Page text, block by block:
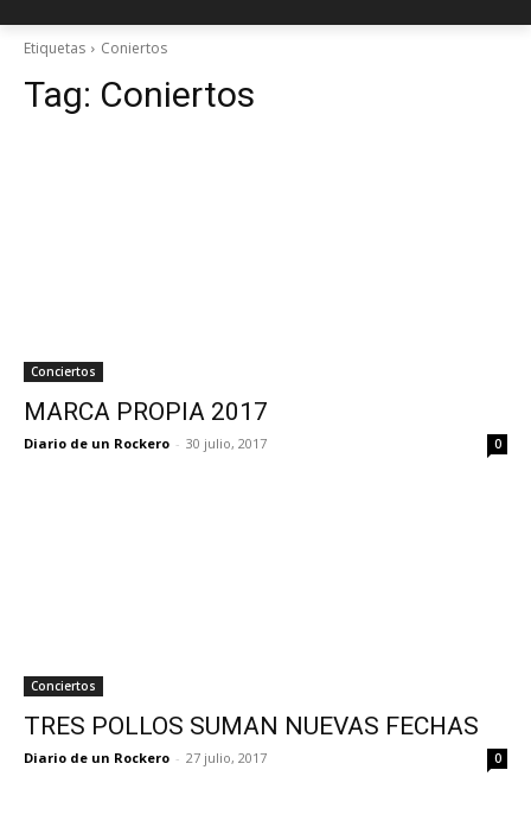
Etiquetas Coniertos
Tag: Coniertos
Conciertos
MARCA PROPIA 2017
Diario de un Rockero - 30 julio, 2017 0
Conciertos
TRES POLLOS SUMAN NUEVAS FECHAS
Diario de un Rockero - 27 julio, 2017 0